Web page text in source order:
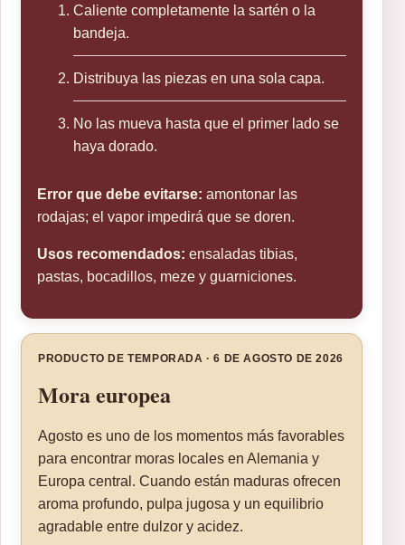
Caliente completamente la sartén o la
bandeja.
Distribuya las piezas en una sola capa.
No las mueva hasta que el primer lado se
haya dorado.
Error que debe evitarse: amontonar las
rodajas; el vapor impedirá que se doren.
Usos recomendados: ensaladas tibias,
pastas, bocadillos, meze y guarniciones.
PRODUCTO DE TEMPORADA · 6 DE AGOSTO DE 2026
Mora europea
Agosto es uno de los momentos más favorables
para encontrar moras locales en Alemania y
Europa central. Cuando están maduras ofrecen
aroma profundo, pulpa jugosa y un equilibrio
agradable entre dulzor y acidez.